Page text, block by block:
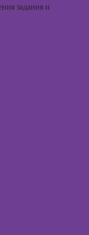
задания и